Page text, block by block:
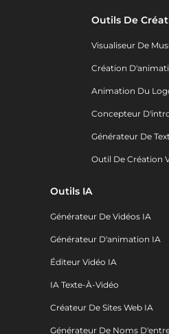
Outils De
Visualiseur De
Création
Animation Du
Concepteur
Générateur De
Outil De Création
Outils IA
Générateur De Vidéos IA
Générateur D'animation IA
Éditeur Vidéo IA
IA Texte-À-Vidéo
Créateur De Sites Web IA
Générateur De Noms